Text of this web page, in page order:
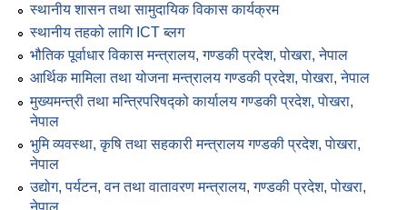
स्थानीय शासन तथा सामुदायिक विकास कार्यक्रम
स्थानीय तहको लागि ICT ब्लग
भौतिक पूर्वाधार विकास मन्त्रालय, गण्डकी प्रदेश, पोखरा, नेपाल
आर्थिक मामिला तथा योजना मन्त्रालय गण्डकी प्रदेश, पोखरा, नेपाल
मुख्यमन्त्री तथा मन्त्रिपरिषद्को कार्यालय गण्डकी प्रदेश, पाेखरा,
नेपाल
भुमि व्यवस्था, कृषि तथा सहकारी मन्त्रालय गण्डकी प्रदेश, पाेखरा,
नेपाल
उद्योग, पर्यटन, वन तथा वातावरण मन्त्रालय, गण्डकी प्रदेश, पोखरा,
नेपाल